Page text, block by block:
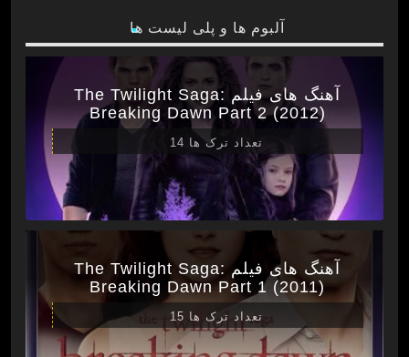
آلبوم ها و پلی لیست ها
آهنگ های فیلم The Twilight Saga:
Breaking Dawn Part 2 (2012)
تعداد ترک ها 14
آهنگ های فیلم The Twilight Saga:
Breaking Dawn Part 1 (2011)
تعداد ترک ها 15